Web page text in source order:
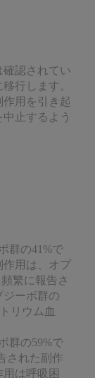
認されてい
行します。
用を引き起
止するよう
群の41%で
用は、オプ
繁に報告さ
ジーボ群の
リウム血
群の59%で
された副作
は呼吸困